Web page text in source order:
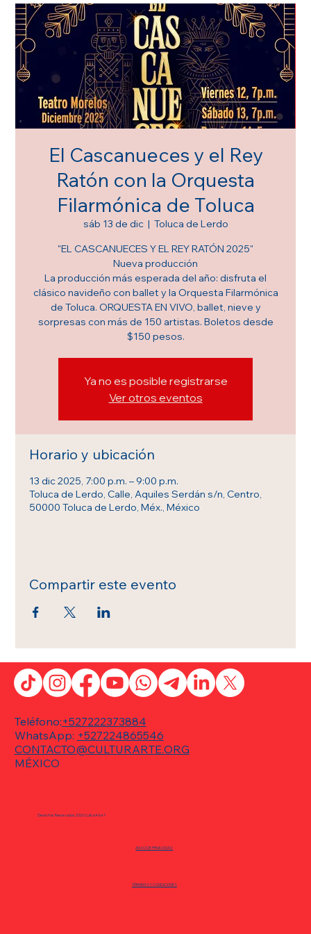
El Cascanueces y el Rey
Ratón con la Orquesta
Filarmónica de Toluca
sáb 13 de dic
  |
Toluca de Lerdo
"EL CASCANUECES Y EL REY RATÓN 2025"
Nueva producción
La producción más esperada del año: disfruta el
clásico navideño con ballet y la Orquesta Filarmónica
de Toluca. ORQUESTA EN VIVO, ballet, nieve y
sorpresas con más de 150 artistas. Boletos desde
$150 pesos.
Ya no es posible registrarse
Ver otros eventos
Horario y ubicación
13 dic 2025, 7:00 p.m. – 9:00 p.m.
Toluca de Lerdo, Calle, Aquiles Serdán s/n, Centro,
50000 Toluca de Lerdo, Méx., México
Compartir este evento
Teléfono:+527222373884
WhatsApp: +527224865546
CONTACTO@CULTURARTE.ORG
MÉXICO
Derechos Reservados 2026 CulturArte ®
TÉRMINOS Y CONDICIONES
AVISO DE PRIVACIDAD